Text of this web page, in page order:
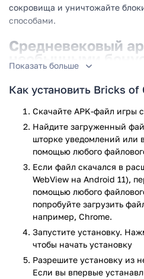
сокровища и уничтожайте
способами.
Средневековый
необычными
игры. В последней версии
оказаться в Шервудском лесу,
королевском дворце. На всех
уничтожать блоки и собирать
классических арканоидах. Но в
доступны некоторые
уничтожать блоки можно не
но и используя различные
молнии и многое другое.
волшебные снадобья для
арканоида.
Особенности и
Показать больше
Как установить Bricks of
Скачайте APK-файл игры
Найдите загруженный
шторке уведомлений или
помощью любого
Если файл скачался в
WebView на Android 11),
помощью любого
попробуйте загрузить
например, Chrome.
Запустите установку.
чтобы начать установку
Разрешите установку из
Если вы впервые